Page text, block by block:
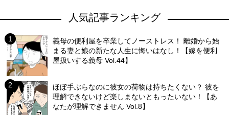
人気記事ランキング
義母の便利屋を卒業してノーストレス！ 離婚から始
まる妻と娘の新たな人生に悔いはなし！【嫁を便利
屋扱いする義母 Vol.44】
ほぼ手ぶらなのに彼女の荷物は持ちたくない？ 彼を
理解できないけど楽しまないともったいない！【あ
なたが理解できません Vol.8】